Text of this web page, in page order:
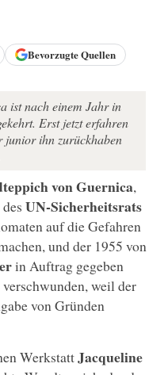
Bevorzugte Quellen
ist nach einem Jahr in
Erst jetzt erfahren
junior ihn zurückhaben
von Guernica,
UN-Sicherheitsrats
auf die Gefahren
und der 1955 von
in Auftrag gegeben
weil der
von Gründen
WerkstattJacqueline